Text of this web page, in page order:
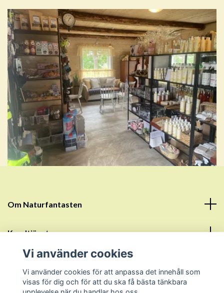
Om Naturfantasten
Kundtjänst
Sociala medier
Vi använder cookies
Vi använder cookies för att anpassa det innehåll som
visas för dig och för att du ska få bästa tänkbara